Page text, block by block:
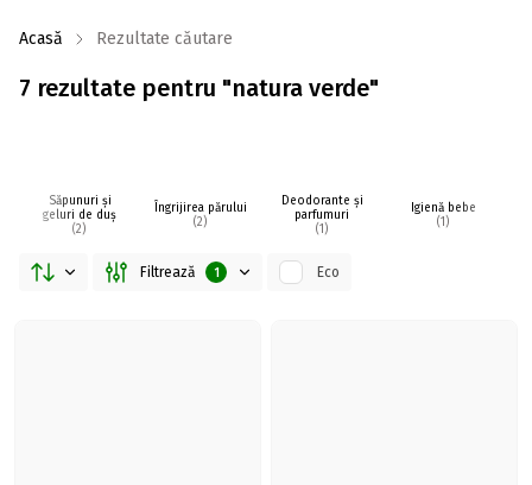
Acasă Rezultate căutare
7 rezultate pentru "natura verde"
Săpunuri și
geluri de duș
(2)
Îngrijirea părului
(2)
Deodorante și
parfumuri
(1)
Igienă bebe
(1)
Filtrează 1 Eco